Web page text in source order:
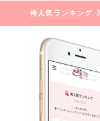
袴人気ランキング